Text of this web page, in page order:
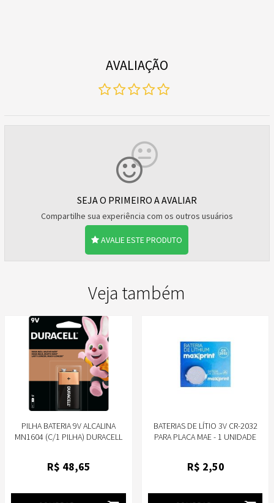
AVALIAÇÃO
SEJA O PRIMEIRO A AVALIAR
Compartilhe sua experiência com os outros usuários
AVALIE ESTE PRODUTO
Veja também
PILHA BATERIA 9V ALCALINA
MN1604 (C/1 PILHA) DURACELL
R$ 48,65
BATERIAS DE LÍTIO 3V CR-2032
PARA PLACA MAE - 1 UNIDADE
R$ 2,50